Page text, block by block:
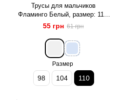
Трусы для мальчиков
Фламинго Белый, размер: 110,
арт. 248-1007
55 грн 61 грн
Размер
98 104 110